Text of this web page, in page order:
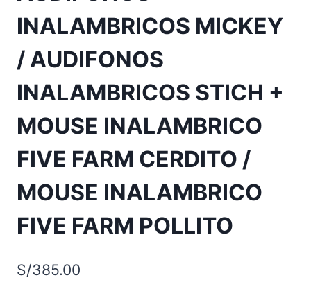
INALAMBRICOS MICKEY
/ AUDIFONOS
INALAMBRICOS STICH +
MOUSE INALAMBRICO
FIVE FARM CERDITO /
MOUSE INALAMBRICO
FIVE FARM POLLITO
S/385.00